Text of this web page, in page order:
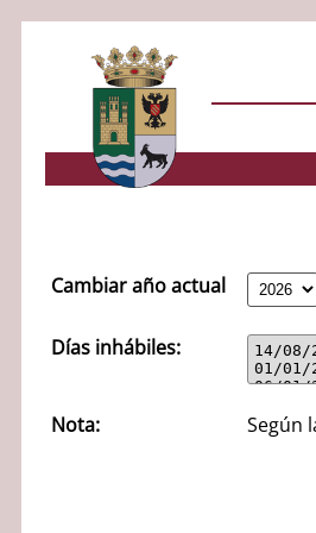
Cambiar año actual
Días inhábiles:
Nota: Según